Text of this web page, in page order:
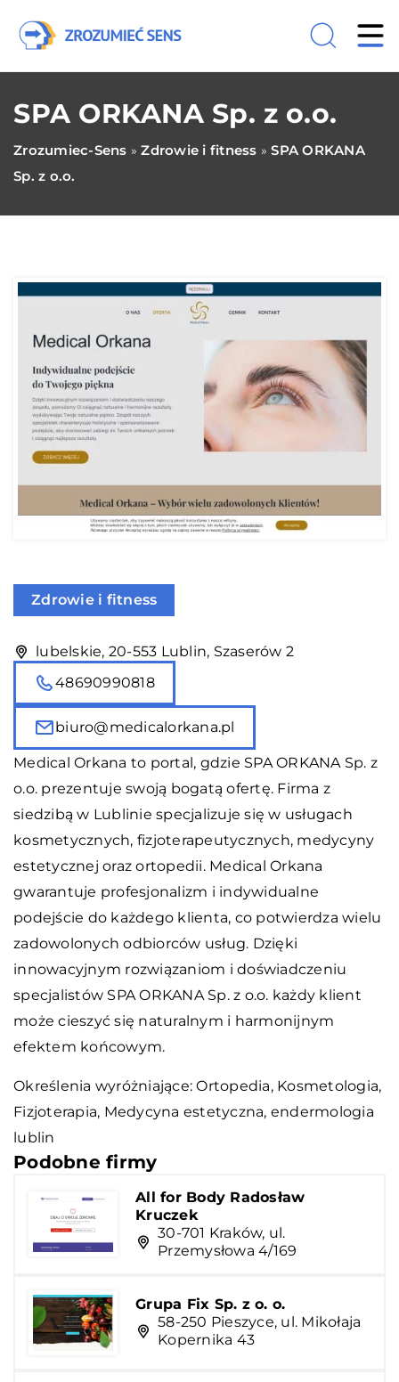
SPA ORKANA Sp. z o.o.
Zrozumiec-Sens »Zdrowie i fitness »SPA ORKANA
Sp. z o.o.
Zdrowie i fitness
lubelskie, 20-553 Lublin, Szaserów 2
48690990818
biuro@medicalorkana.pl
Medical Orkana to portal, gdzie SPA ORKANA Sp. z
o.o. prezentuje swoją bogatą ofertę. Firma z
siedzibą w Lublinie specjalizuje się w usługach
kosmetycznych, fizjoterapeutycznych, medycyny
estetycznej oraz ortopedii. Medical Orkana
gwarantuje profesjonalizm i indywidualne
podejście do każdego klienta, co potwierdza wielu
zadowolonych odbiorców usług. Dzięki
innowacyjnym rozwiązaniom i doświadczeniu
specjalistów SPA ORKANA Sp. z o.o. każdy klient
może cieszyć się naturalnym i harmonijnym
efektem końcowym.
Określenia wyróżniające: Ortopedia, Kosmetologia,
Fizjoterapia, Medycyna estetyczna, endermologia
lublin
Podobne firmy
All for Body Radosław
Kruczek
30-701 Kraków, ul.
Przemysłowa 4/169
Grupa Fix Sp. z o. o.
58-250 Pieszyce, ul. Mikołaja
Kopernika 43